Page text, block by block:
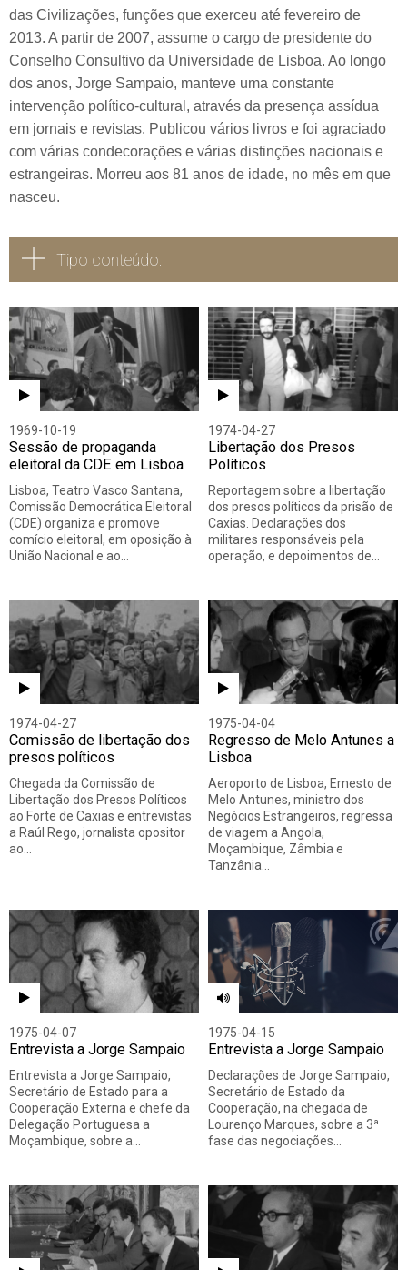
das Civilizações, funções que exerceu até fevereiro de
2013. A partir de 2007, assume o cargo de presidente do
Conselho Consultivo da Universidade de Lisboa. Ao longo
dos anos, Jorge Sampaio, manteve uma constante
intervenção político-cultural, através da presença assídua
em jornais e revistas. Publicou vários livros e foi agraciado
com várias condecorações e várias distinções nacionais e
estrangeiras. Morreu aos 81 anos de idade, no mês em que
nasceu.
Tipo conteúdo:
Todos Vídeo Áudio
1969-10-19
Sessão de propaganda
eleitoral da CDE em Lisboa
Lisboa, Teatro Vasco Santana,
Comissão Democrática Eleitoral
(CDE) organiza e promove
comício eleitoral, em oposição à
União Nacional e ao…
1974-04-27
Libertação dos Presos
Políticos
Reportagem sobre a libertação
dos presos políticos da prisão de
Caxias. Declarações dos
militares responsáveis pela
operação, e depoimentos de…
1974-04-27
Comissão de libertação dos
presos políticos
Chegada da Comissão de
Libertação dos Presos Políticos
ao Forte de Caxias e entrevistas
a Raúl Rego, jornalista opositor
ao…
1975-04-04
Regresso de Melo Antunes a
Lisboa
Aeroporto de Lisboa, Ernesto de
Melo Antunes, ministro dos
Negócios Estrangeiros, regressa
de viagem a Angola,
Moçambique, Zâmbia e
Tanzânia…
1975-04-07
Entrevista a Jorge Sampaio
Entrevista a Jorge Sampaio,
Secretário de Estado para a
Cooperação Externa e chefe da
Delegação Portuguesa a
Moçambique, sobre a…
1975-04-15
Entrevista a Jorge Sampaio
Declarações de Jorge Sampaio,
Secretário de Estado da
Cooperação, na chegada de
Lourenço Marques, sobre a 3ª
fase das negociações…